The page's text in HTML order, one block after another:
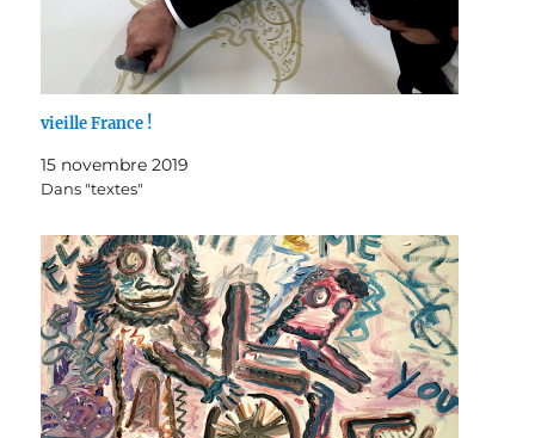
vieille France !
15 novembre 2019
Dans "textes"